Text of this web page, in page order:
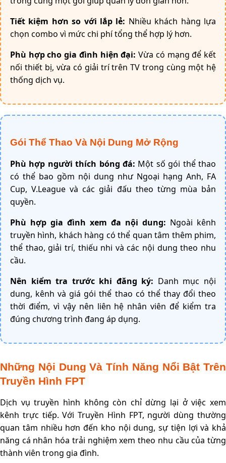
Tiết kiệm hơn so với lắp lẻ: Nhiều khách hàng lựa
chọn combo vì mức chi phí tổng thể hợp lý hơn.
Phù hợp cho gia đình hiện đại: Vừa có mạng để kết
nối thiết bị, vừa có giải trí trên TV trong cùng một hệ
thống dịch vụ.
Gói Thể Thao Và Nội Dung Mở Rộng
Phù hợp người thích bóng đá: Một số gói thể thao
có thể bao gồm nội dung như Ngoại hạng Anh, FA
Cup, V.League và các giải đấu theo từng mùa bản
quyền.
Phù hợp gia đình xem đa nội dung: Ngoài kênh
truyền hình, khách hàng có thể quan tâm thêm phim,
thể thao, giải trí, thiếu nhi và các nội dung theo nhu
cầu.
Nên kiểm tra trước khi đăng ký: Danh mục nội
dung, kênh và giá gói thể thao có thể thay đổi theo
thời điểm, vì vậy nên liên hệ nhân viên để kiểm tra
đúng chương trình đang áp dụng.
Những Nội Dung Và Tính Năng Nổi Bật Trên
Truyền Hình FPT
Dịch vụ truyền hình không còn chỉ dừng lại ở việc xem
kênh trực tiếp. Với Truyền Hình FPT, người dùng thường
quan tâm nhiều hơn đến kho nội dung, sự tiện lợi và khả
năng cá nhân hóa trải nghiệm xem theo nhu cầu của từng
thành viên trong gia đình.